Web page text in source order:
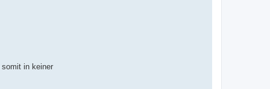
in keiner